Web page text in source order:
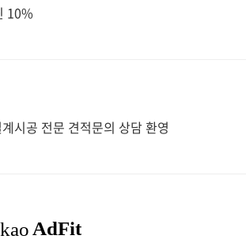
10%
시공 전문 견적문의 상담 환영